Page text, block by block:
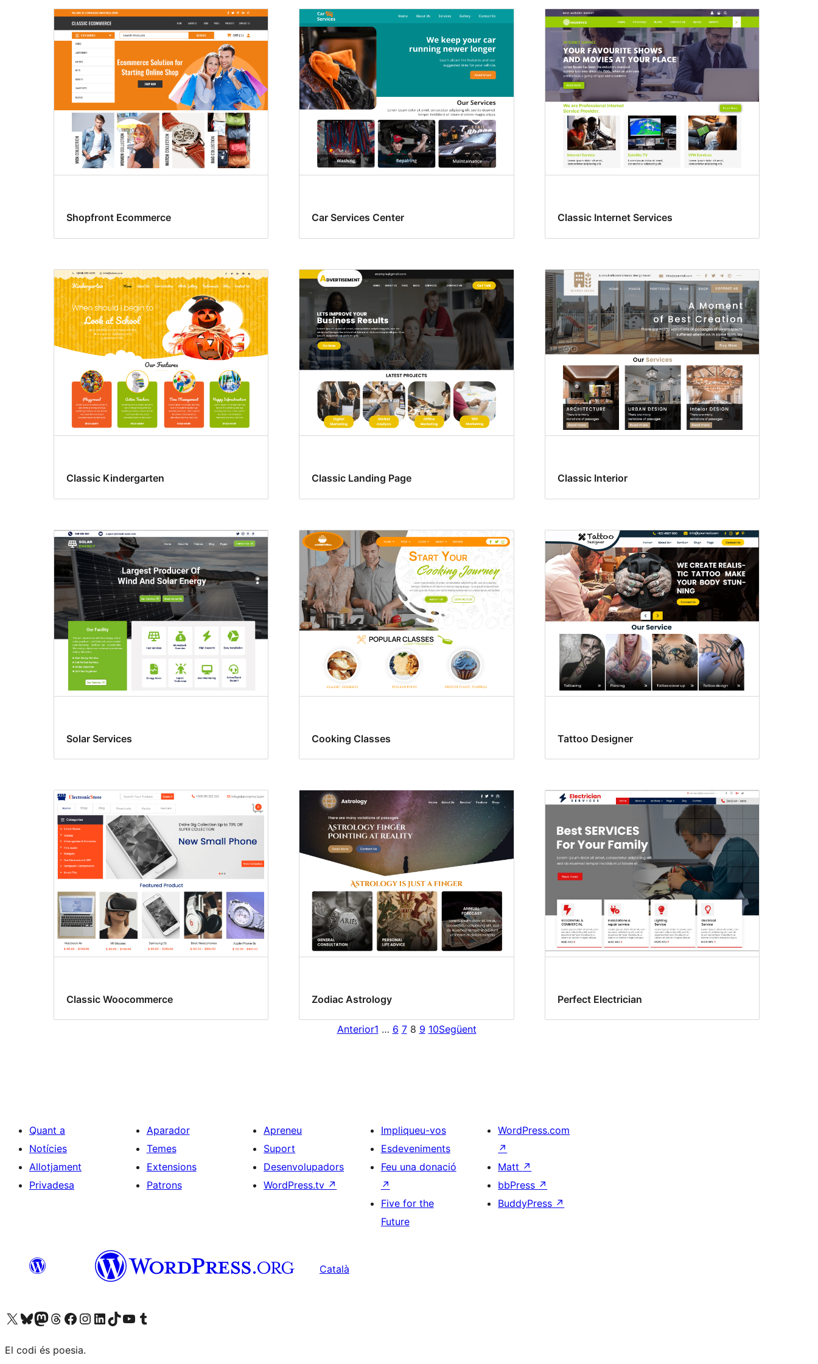
Shopfront Ecommerce Car Services Center Classic Internet Services
Classic Kindergarten Classic Landing Page Classic Interior
Solar Services Cooking Classes Tattoo Designer
Classic Woocommerce Zodiac Astrology Perfect Electrician
Anterior1 … 6 7 8 9 10Següent
Quant a
Notícies
Allotjament
Privadesa
Aparador
Temes
Extensions
Patrons
Apreneu
Suport
Desenvolupadors
WordPress.tv ↗
Impliqueu-vos
Esdeveniments
Feu una donació
↗
Five for the
Future
WordPress.com
↗
Matt ↗
bbPress ↗
BuddyPress ↗
Català
Visiteu el nostre compte X (abans Twitter)
Visiteu el nostre compte de Bluesky
Visiteu el nostre compte al Mastodon
Visiteu el nostre compte de Threads
Visiteu la nostra pàgina al Facebook
Visiteu el nostre compte d'Instagram
Visiteu el nostre compte de LinkedIn
Visiteu el nostre compte de TikTok
Visiteu el nostre canal al YouTube
Visiteu el nostre compte de Tumblr
El codi és poesia.